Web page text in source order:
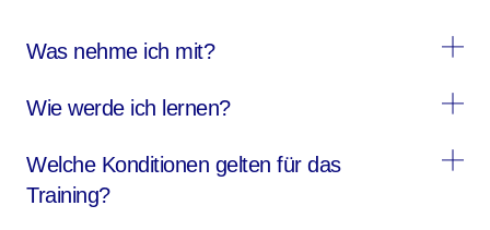
Was nehme ich mit?
Du kommst mit dem Vier-Schritte-Prozess der GfK in
Selbsterklärung sowie im Gespräch über schwierige
Themen mit anderen anwenden kannst
Wie werde ich lernen?
Theoretische Impulse
Individuelle Übungen
Welche Konditionen gelten für das
Training?